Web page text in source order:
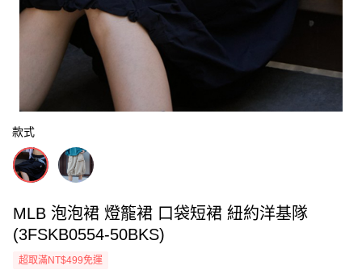
款式
MLB 泡泡裙 燈籠裙 口袋短裙 紐約洋基隊
(3FSKB0554-50BKS)
超取滿NT$499免運